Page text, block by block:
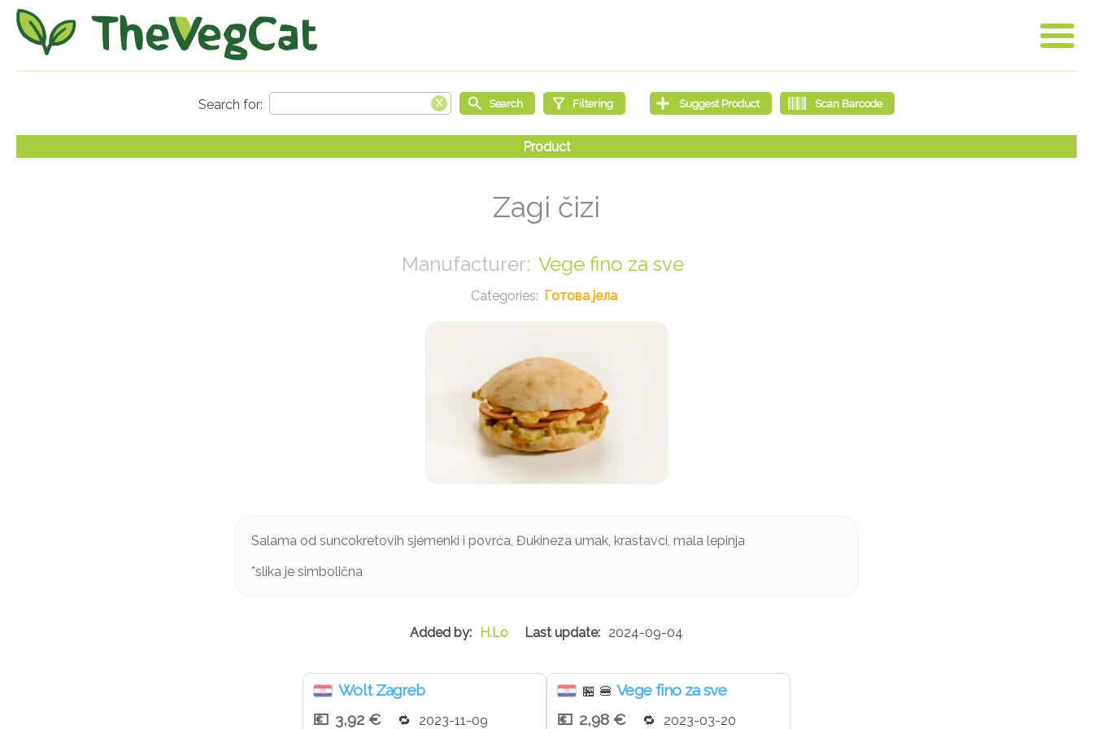
Zagi čizi
Vege fino za sve
Готова јела
Salama od suncokretovih sjemenki i povrća, Đukineza umak, krastavci, mala lepinja
*slika je simbolična
H.Lo 2024-09-04
Wolt Zagreb
3,92 €
2023-11-09
🏪 🍔 Vege fino za sve
2,98 €
2023-03-20